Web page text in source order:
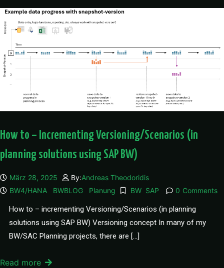
How to – Incrementing Versioning/Scenarios (in
planning solutions using SAP BW)
März 28, 2025 By:Andreas Theodoridis
BW4/HANA
BWBLOG Planung BW SAP 0 Comments
How to – incrementing Versioning/Scenarios (in planning
solutions using SAP BW) Versioning concept In many of my
BW/SAC Planning projects, there are […]
Read more